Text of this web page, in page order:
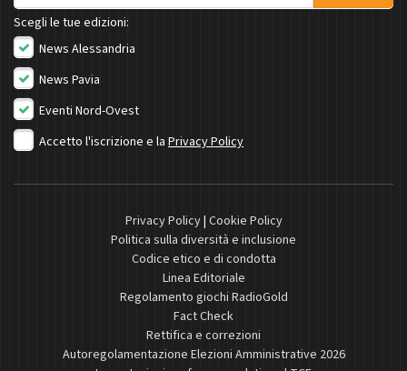
Scegli le tue edizioni:
News Alessandria
News Pavia
Eventi Nord-Ovest
Accetto l'iscrizione e la Privacy Policy
Privacy Policy| Cookie Policy
Politica sulla diversità e inclusione
Codice etico e di condotta
Linea Editoriale
Regolamento giochi RadioGold
Fact Check
Rettifica e correzioni
Autoregolamentazione Elezioni Amministrative 2026